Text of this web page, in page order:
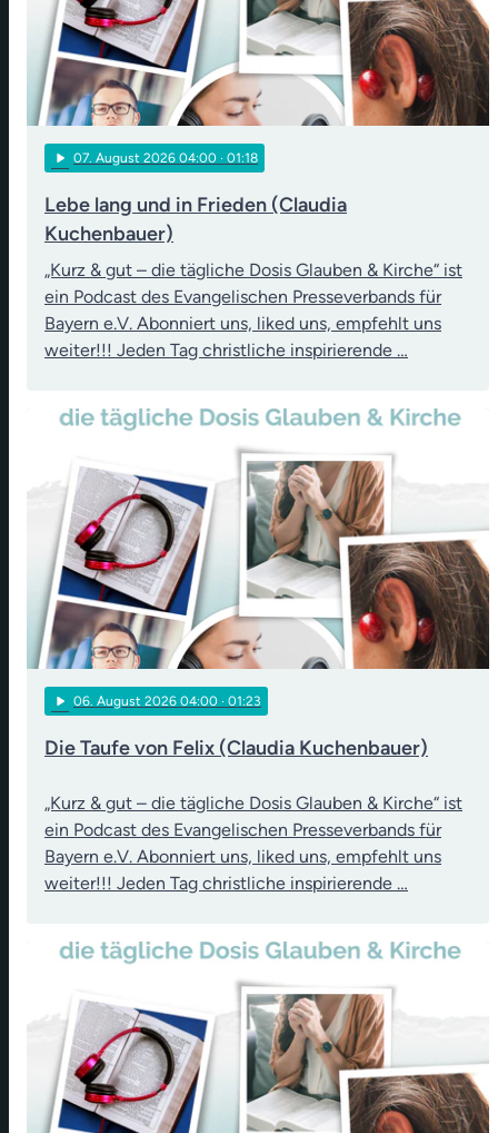
play_arrow 07. August 2026 04:00 · 01:18
Lebe lang und in Frieden (Claudia
Kuchenbauer)
„Kurz & gut – die tägliche Dosis Glauben & Kirche“ ist
ein Podcast des Evangelischen Presseverbands für
Bayern e.V. Abonniert uns, liked uns, empfehlt uns
weiter!!! Jeden Tag christliche inspirierende …
play_arrow 06. August 2026 04:00 · 01:23
Die Taufe von Felix (Claudia Kuchenbauer)
„Kurz & gut – die tägliche Dosis Glauben & Kirche“ ist
ein Podcast des Evangelischen Presseverbands für
Bayern e.V. Abonniert uns, liked uns, empfehlt uns
weiter!!! Jeden Tag christliche inspirierende …